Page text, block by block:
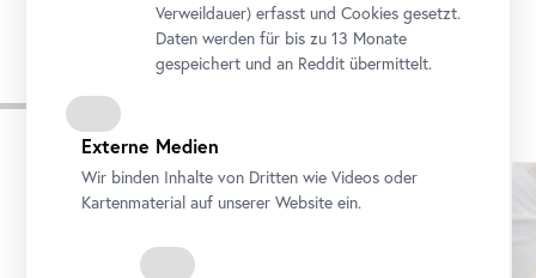
Aus der Reihe
Karusell
überspringen
Verweildauer) erfasst und Cookies gesetzt.
Daten werden für bis zu 13 Monate
gespeichert und an Reddit übermittelt.
Externe Medien
Wir binden Inhalte von Dritten wie Videos oder
Kartenmaterial auf unserer Website ein.